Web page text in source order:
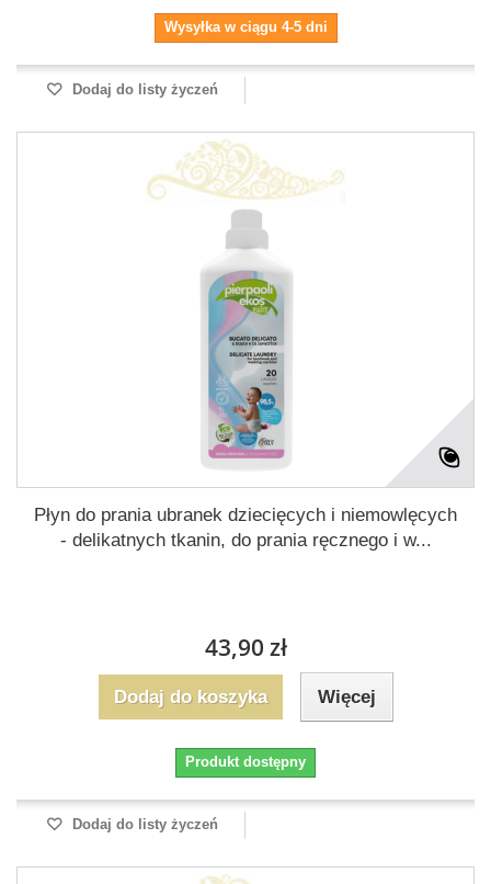
Wysyłka w ciągu 4-5 dni
Dodaj do listy życzeń
Płyn do prania ubranek dziecięcych i niemowlęcych
- delikatnych tkanin, do prania ręcznego i w...
43,90 zł
Dodaj do koszyka Więcej
Produkt dostępny
Dodaj do listy życzeń